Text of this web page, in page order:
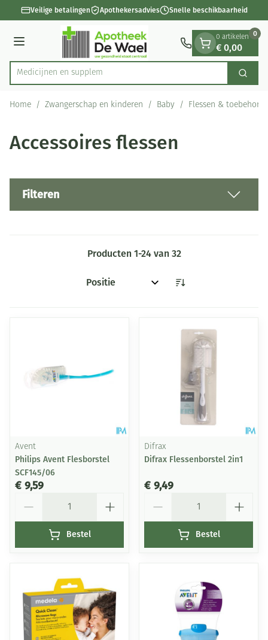
Ga naar de inhoud
1 van 1Veilige betalingen Apothekersadvies Snelle beschikbaarheid
Menu
Product, merk, categorie...
Med Zoek
0 artikelen
€ 0,00
0
Home / Zwangerschap en kinderen / Baby / Flessen & toebehoren
Accessoires flessen
Filteren
Producten 1-24van 32
Sorteer op:
Avent
Philips Avent Flesborstel
SCF145/06
€ 9,59
Bestel
Difrax
Difrax Flessenborstel 2in1
€ 9,49
Bestel